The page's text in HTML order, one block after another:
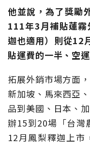
他並說，為了獎勵
111年3月補貼蓮霧
迦也適用）則從12
貼運費的一半、空
拓展外銷市場方面
新加坡、馬來西亞
品到美國、日本、
辦15到20場「台灣
12月鳳梨釋迦上市